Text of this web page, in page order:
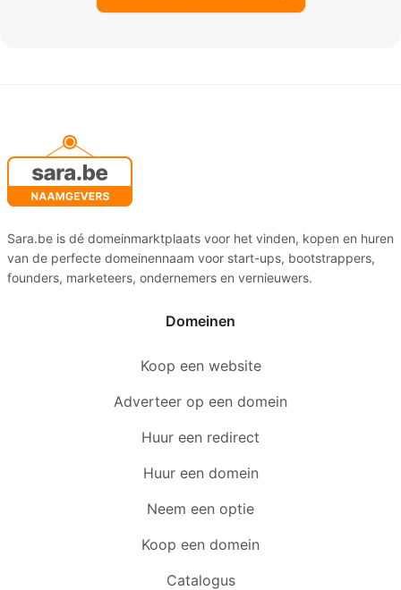
Sara.be is dé domeinmarktplaats voor het vinden, kopen en huren
van de perfecte domeinennaam voor start-ups, bootstrappers,
founders, marketeers, ondernemers en vernieuwers.
Domeinen
Koop een website
Adverteer op een domein
Huur een redirect
Huur een domein
Neem een optie
Koop een domein
Catalogus